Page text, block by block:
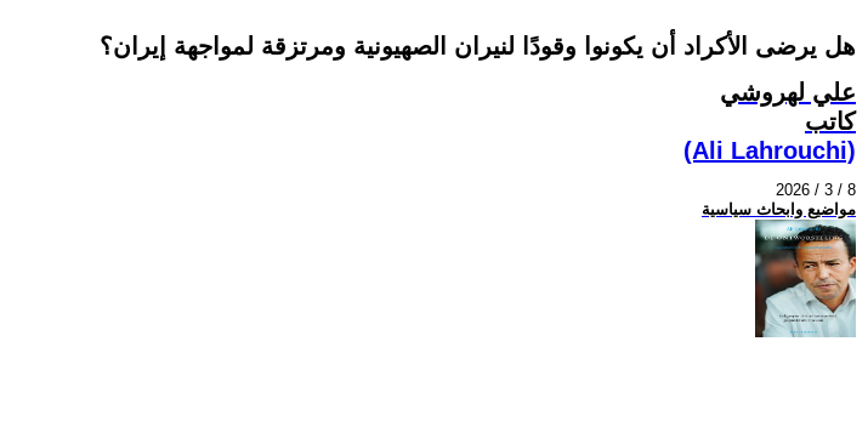
هل يرضى الأكراد أن يكونوا وقودًا لنيران الصهيونية ومرتزقة لمواجهة إيران؟
علي لهروشي
كاتب
(Ali Lahrouchi)
2026 / 3 / 8
مواضيع وابحاث سياسية